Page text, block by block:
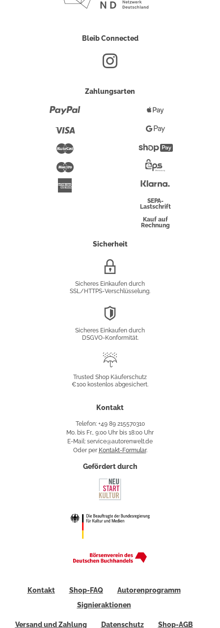
Bleib Connected
Zahlungsarten
Maestro
Pay
Google
Pay
Überweisung
SEPA-
Lastschrift
Kauf auf
Rechnung
Sicherheit
Sicheres Einkaufen durch
SSL/HTTPS-Verschlüsselung.
Sicheres Einkaufen durch
DSGVO-Konformität.
Käuferschutz
Trusted Shop Käuferschutz
€100 kostenlos abgesichert.
Kontakt
Telefon: +49 89 215570310
Mo. bis Fr., 9:00 Uhr bis 18:00 Uhr
E-Mail: service@autorenwelt.de
Oder per Kontakt-Formular.
Gefördert durch
Kontakt Shop-FAQ
Autorenprogramm
Signieraktionen
Versand und Zahlung Datenschutz Shop-AGB